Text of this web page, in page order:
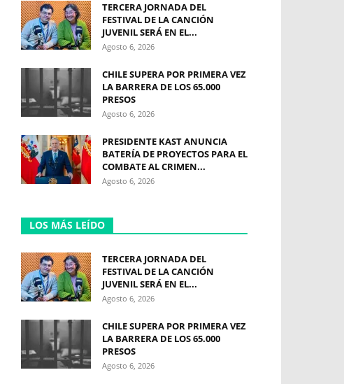
TERCERA JORNADA DEL
FESTIVAL DE LA CANCIÓN
JUVENIL SERÁ EN EL...
Agosto 6, 2026
CHILE SUPERA POR PRIMERA VEZ
LA BARRERA DE LOS 65.000
PRESOS
Agosto 6, 2026
PRESIDENTE KAST ANUNCIA
BATERÍA DE PROYECTOS PARA EL
COMBATE AL CRIMEN...
Agosto 6, 2026
LOS MÁS LEÍDO
TERCERA JORNADA DEL
FESTIVAL DE LA CANCIÓN
JUVENIL SERÁ EN EL...
Agosto 6, 2026
CHILE SUPERA POR PRIMERA VEZ
LA BARRERA DE LOS 65.000
PRESOS
Agosto 6, 2026